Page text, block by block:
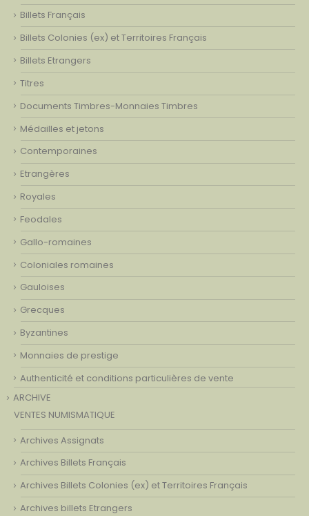
Billets Français
Billets Colonies (ex) et Territoires Français
Billets Etrangers
Titres
Documents Timbres-Monnaies Timbres
Médailles et jetons
Contemporaines
Etrangères
Royales
Feodales
Gallo-romaines
Coloniales romaines
Gauloises
Grecques
Byzantines
Monnaies de prestige
Authenticité et conditions particulières de vente
ARCHIVE
VENTES NUMISMATIQUE
Archives Assignats
Archives Billets Français
Archives Billets Colonies (ex) et Territoires Français
Archives billets Etrangers